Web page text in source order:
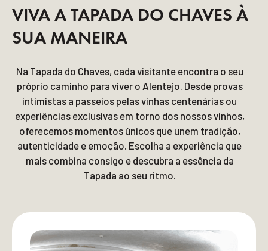
VIVA A TAPADA DO CHAVES À
SUA MANEIRA
Na Tapada do Chaves, cada visitante encontra o seu
próprio caminho para viver o Alentejo. Desde provas
intimistas a passeios pelas vinhas centenárias ou
experiências exclusivas em torno dos nossos vinhos,
oferecemos momentos únicos que unem tradição,
autenticidade e emoção. Escolha a experiência que
mais combina consigo e descubra a essência da
Tapada ao seu ritmo.